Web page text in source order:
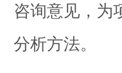
咨询意见，为
分析方法。